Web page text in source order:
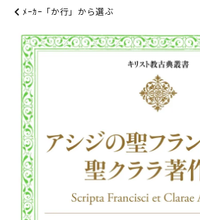
ﾒｰｶｰ「か行」から選ぶ